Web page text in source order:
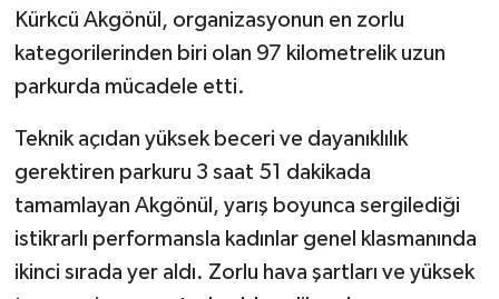
Kürkcü Akgönül, organizasyonun en zorlu
kategorilerinden biri olan 97 kilometrelik uzun
parkurda mücadele etti.
Teknik açıdan yüksek beceri ve dayanıklılık
gerektiren parkuru 3 saat 51 dakikada
tamamlayan Akgönül, yarış boyunca sergilediği
istikrarlı performansla kadınlar genel klasmanında
ikinci sırada yer aldı. Zorlu hava şartları ve yüksek